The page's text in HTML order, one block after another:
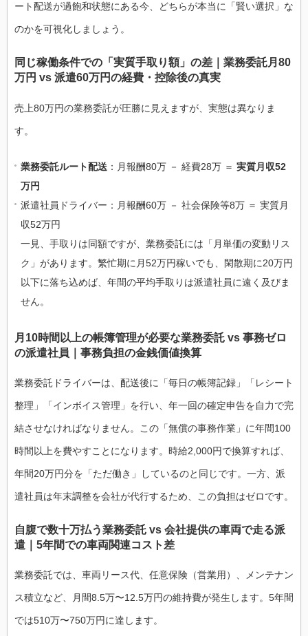
ート配送が過飽和状態にある今、どちらが本当に「賢い選択」な
のかを可視化しましょう。
同じ稼働条件での「実質手取り額」の差｜業務委託月80
万円 vs 派遣60万円の経費・控除後の真実
売上80万円の業務委託が圧勝に見えますが、実態は異なりま
す。
業務委託ルート配送 ：月報酬80万 － 経費28万 ＝ 実質月収52
万円
派遣社員ドライバー：月報酬60万 － 社会保険等8万 ＝ 実質月
収52万円
一見、手取りは同額ですが、業務委託には「月単価の変動リス
ク」があります。繁忙期に月52万円稼いでも、閑散期に20万円
以下に落ち込めば、年間の平均手取りは派遣社員に遠く及びま
せん。
月10時間以上の帳簿管理が必要な業務委託 vs 事務ゼロ
の派遣社員｜事務負担の金銭価値換算
業務委託ドライバーは、配送後に「毎日の帳簿記録」「レシート
整理」「インボイス管理」を行い、年一回の確定申告を自力で完
結させなければなりません。この「無償の事務作業」に年間100
時間以上を費やすことになります。時給2,000円で換算すれば、
年間20万円分を「ただ働き」しているのと同じです。一方、派
遣社員は年末調整を会社が代行するため、この負担はゼロです。
自腹で数十万払う業務委託 vs 会社提供の車両で走る派
遣｜5年間での車両関連コスト差
業務委託では、車両リース代、任意保険（営業用）、メンテナン
ス積立など、月間8.5万〜12.5万円の維持費が発生します。5年間
では510万〜750万円に達します。